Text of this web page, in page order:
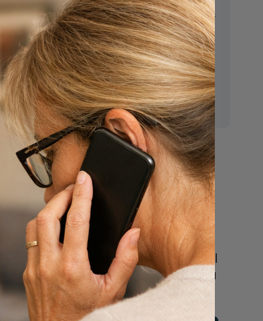
Juridisch adviesbureau mr. W.G.H.M.
van der Putten c.s.
Zutphensestraatweg 7
6881 WN Velp (Gld)
E-mail:
mr.vanderputten@gmail.com
Nu
een uitvaart
regelen
Beschrijf uw wensen
online of bel ons geheel
vrijblijvend voor hulp na
een overlijden.